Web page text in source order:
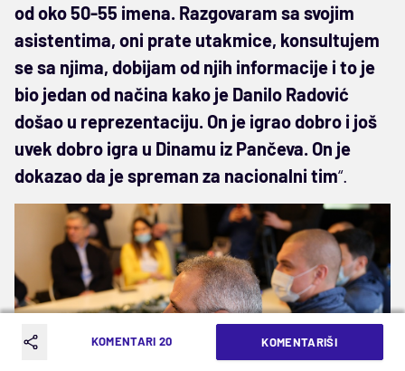
od oko 50-55 imena. Razgovaram sa svojim
asistentima, oni prate utakmice, konsultujem
se sa njima, dobijam od njih informacije i to je
bio jedan od načina kako je Danilo Radović
došao u reprezentaciju. On je igrao dobro i još
uvek dobro igra u Dinamu iz Pančeva. On je
dokazao da je spreman za nacionalni tim“.
KOMENTARI 20 KOMENTARIŠI